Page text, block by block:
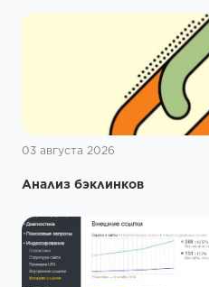
03 августа 2026
Анализ бэклинков